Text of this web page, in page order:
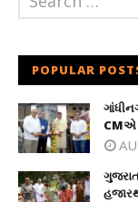
POPULAR
CMએ